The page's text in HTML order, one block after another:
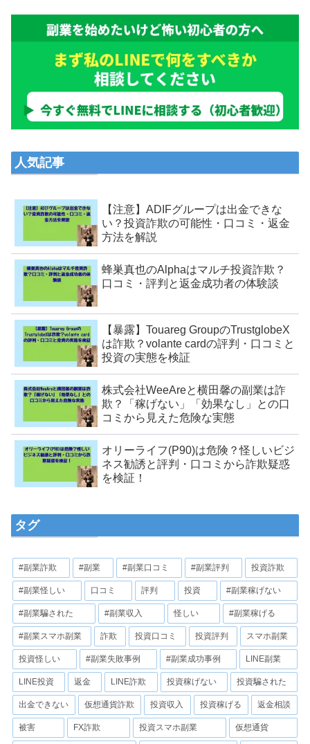
人気記事
【注意】ADIFグループは出金できな
い？投資詐欺の可能性・口コミ・返金
方法を解説
蜂巣真也のAlphaはマルチ投資詐欺？
口コミ・評判と返金成功者の体験談
【暴露】Touareg GroupのTrustglobeX
は詐欺？volante cardの評判・口コミと
投資の実態を検証
株式会社WeeAreと横田馨の副業は詐
欺？「稼げない」「効果なし」との口
コミから見えた危険な実態
オリーライフ(P90)は危険？怪しいビジ
ネス勧誘と評判・口コミから詐欺疑惑
を検証！
タグ
#副業詐欺 #副業 #副業口コミ #副業評判 投資詐欺
#副業怪しい 口コミ 評判 投資 #副業稼げない
#副業騙された #副業収入 怪しい #副業稼げる
#副業スマホ副業 詐欺 投資口コミ 投資評判 スマホ副業
投資怪しい #副業失敗事例 #副業成功事例 LINE副業
LINE投資 返金 LINE詐欺 投資稼げない 投資騙された
出金できない 仮想通貨詐欺 投資収入 投資稼げる 返金相談
被害 FX詐欺 投資スマホ副業 仮想通貨